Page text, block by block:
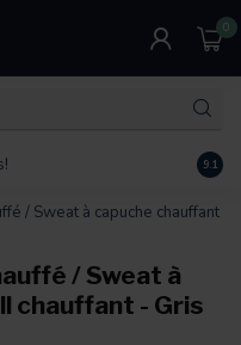
0
9.1
/ Sweat à capuche chauffant
/ Sweat à
chauffant - Gris